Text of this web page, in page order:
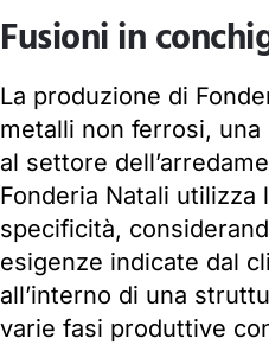
Fusioni in
La produzione di
metalli non ferrosi, una
al settore
Fonderia Natali
specificità,
esigenze indicate dal
all’interno di una
varie fasi produttive